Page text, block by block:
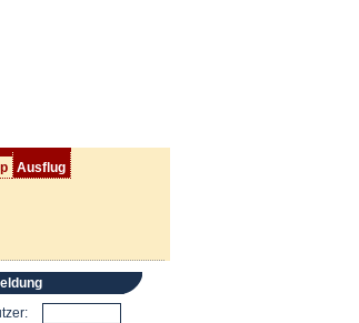
Ausflug